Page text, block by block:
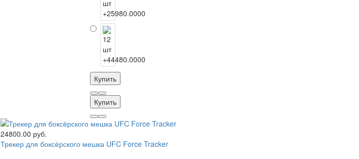
Купить
Купить
24800.00 руб.
Трекер для боксёрского мешка UFC Force Tracker